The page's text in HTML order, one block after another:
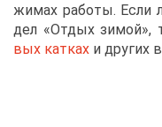
жи­мах ра­бо­ты. Ес­ли
дел «От­дых зи­мой»,
вых кат­ках и дру­гих